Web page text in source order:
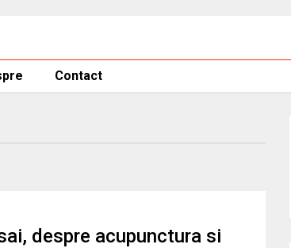
Contact
despre acupunctura si